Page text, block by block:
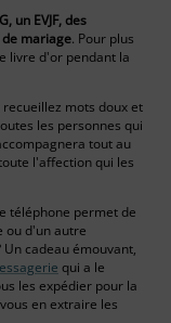
un EVJF, des
mariage. Pour plus
livre d'or pendant la
mots doux et
les personnes qui
tout au
l'affection qui les
téléphone permet de
ou d'un autre
cadeau émouvant,
qui a le
les expédier pour la
en extraire les